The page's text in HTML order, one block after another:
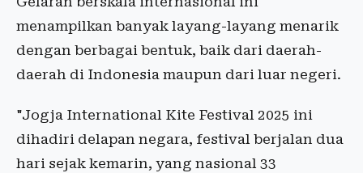
menampilkan banyak layang-layang menarik
dengan berbagai bentuk, baik dari daerah-
daerah di Indonesia maupun dari luar negeri.
"Jogja International Kite Festival 2025 ini
dihadiri delapan negara, festival berjalan dua
hari sejak kemarin, yang nasional 33